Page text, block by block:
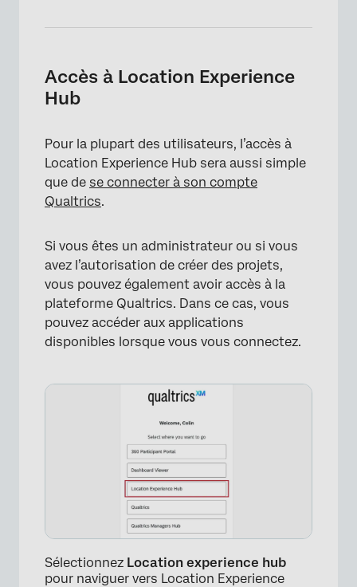
Accès à Location Experience
Hub
Pour la plupart des utilisateurs, l’accès à
Location Experience Hub sera aussi simple
que de se connecter à son compte
Qualtrics.
Si vous êtes un administrateur ou si vous
avez l’autorisation de créer des projets,
vous pouvez également avoir accès à la
plateforme Qualtrics. Dans ce cas, vous
pouvez accéder aux applications
disponibles lorsque vous vous connectez.
Sélectionnez Location experience hub
pour naviguer vers Location Experience